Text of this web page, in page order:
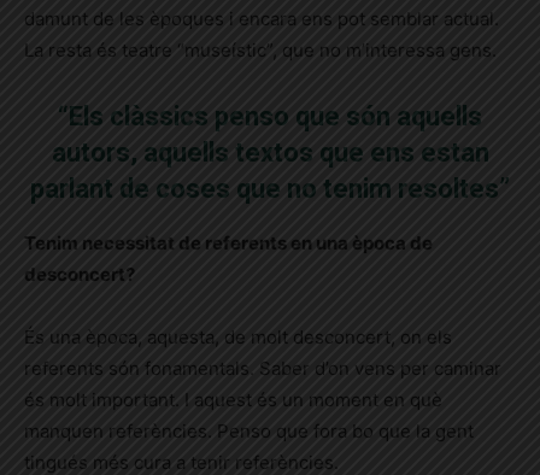
damunt de les èpoques i encara ens pot semblar actual.
La resta és teatre “museístic”, que no m’interessa gens.
“Els clàssics penso que són aquells
autors, aquells textos que ens estan
parlant de coses que no tenim resoltes”
Tenim necessitat de referents en una època de
desconcert?
És una època, aquesta, de molt desconcert, on els
referents són fonamentals. Saber d’on vens per caminar
és molt important. I aquest és un moment en què
manquen referències. Penso que fora bo que la gent
tingués més cura a tenir referències.